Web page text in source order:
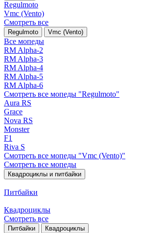
Regulmoto
Vmc (Vento)
Смотреть все
Regulmoto Vmc (Vento)
Все мопеды
RM Alpha-2
RM Alpha-3
RM Alpha-4
RM Alpha-5
RM Alpha-6
Смотреть все мопеды "Regulmoto"
Aura RS
Grace
Nova RS
Monster
F1
Riva S
Смотреть все мопеды "Vmc (Vento)"
Смотреть все мопеды
Квадроциклы и питбайки
Питбайки
Квадроциклы
Смотреть все
Питбайки Квадроциклы